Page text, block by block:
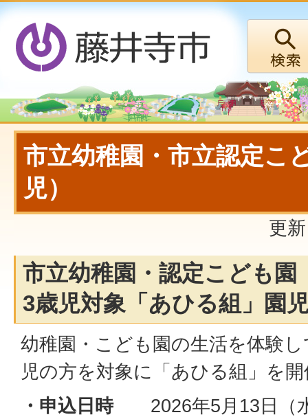
市立幼稚園・市立認定こ
児）
更
市立幼稚園・認定こども
3歳児対象「あひる組」園
幼稚園・こども園の生活を体験
児の方を対象に「あひる組」を
・申込日時 2026年5月13日（